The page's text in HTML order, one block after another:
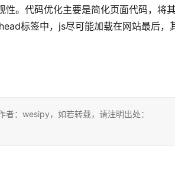
。代码优化主要是简化页面代码，将
标签中，js尽可能加载在网站最后，
：wesipy，如若转载，请注明出处：